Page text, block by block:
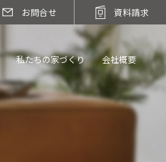
私たちの家づくり 会社概要
お問合せ 資料請求